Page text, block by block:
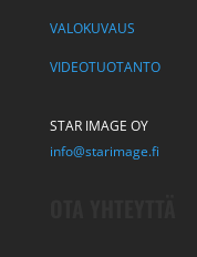
VALOKUVAUS
VIDEOTUOTANTO
STAR IMAGE OY
info@starimage.fi